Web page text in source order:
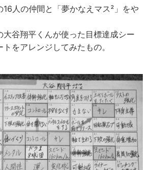
人の仲間と「夢かなえマス²」をや
大谷翔平くんが使った目標達成シー
トをアレンジしてみたもの。